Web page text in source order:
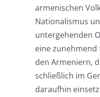
armenischen
Nationalismus
untergehenden
eine
den Armeniern,
schließlich im
daraufhin